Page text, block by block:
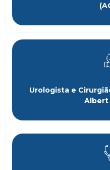
Urologista e
Albert